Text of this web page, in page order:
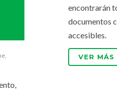
,
encontrarán
documentos
accesibles.
VER MÁS